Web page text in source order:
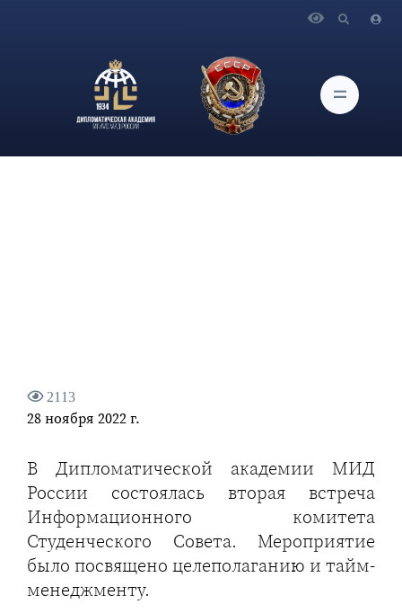
вторая встреча Информационного комитета Студенческого
Совета. Мероприятие было посвящено целеполаганию и
тайм-менеджменту.
2113
28 ноября 2022 г.
В Дипломатической академии МИД
России состоялась вторая встреча
Информационного комитета
Студенческого Совета. Мероприятие
было посвящено целеполаганию и тайм-
менеджменту.